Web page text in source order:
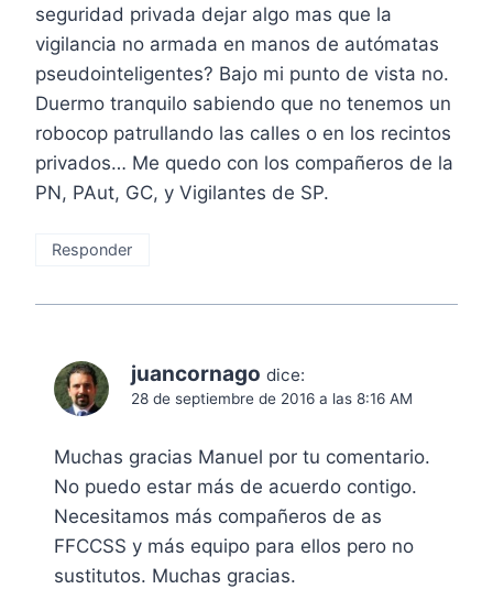
seguridad privada dejar algo mas que la
vigilancia no armada en manos de autómatas
pseudointeligentes? Bajo mi punto de vista no.
Duermo tranquilo sabiendo que no tenemos un
robocop patrullando las calles o en los recintos
privados… Me quedo con los compañeros de la
PN, PAut, GC, y Vigilantes de SP.
Responder
juancornago dice:
28 de septiembre de 2016 a las 8:16 AM
Muchas gracias Manuel por tu comentario.
No puedo estar más de acuerdo contigo.
Necesitamos más compañeros de as
FFCCSS y más equipo para ellos pero no
sustitutos. Muchas gracias.